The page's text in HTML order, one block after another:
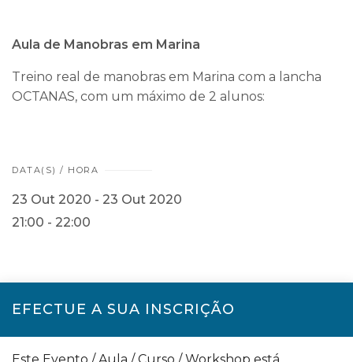
Aula de Manobras em Marina
Treino real de manobras em Marina com a lancha
OCTANAS, com um máximo de 2 alunos:
DATA(S) / HORA
23 Out 2020 - 23 Out 2020
21:00 - 22:00
EFECTUE A SUA INSCRIÇÃO